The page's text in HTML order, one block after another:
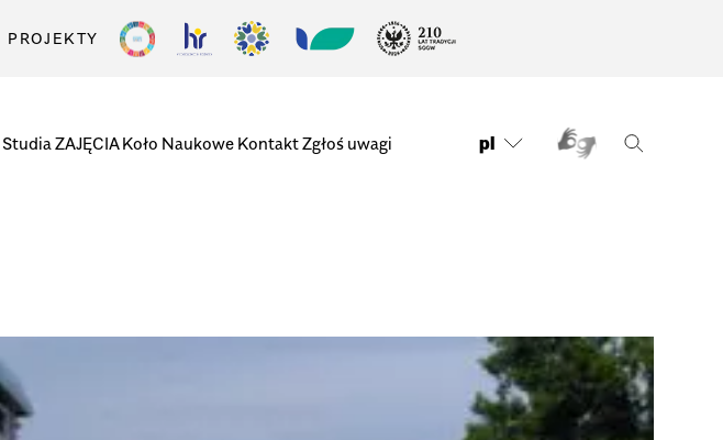
PROJEKTY
Studia ZAJĘCIAKoło Naukowe KontaktZgłoś uwagi pl